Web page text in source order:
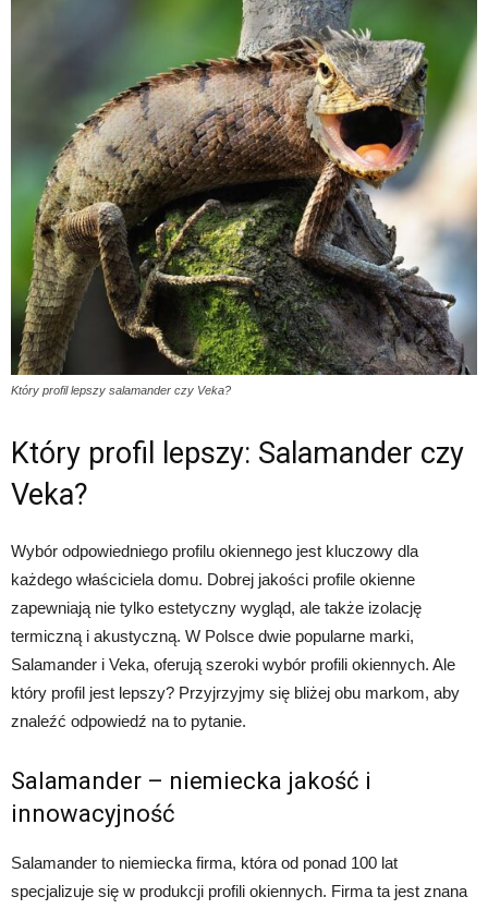
Który profil lepszy salamander czy Veka?
Który profil lepszy: Salamander czy
Veka?
Wybór odpowiedniego profilu okiennego jest kluczowy dla
każdego właściciela domu. Dobrej jakości profile okienne
zapewniają nie tylko estetyczny wygląd, ale także izolację
termiczną i akustyczną. W Polsce dwie popularne marki,
Salamander i Veka, oferują szeroki wybór profili okiennych. Ale
który profil jest lepszy? Przyjrzyjmy się bliżej obu markom, aby
znaleźć odpowiedź na to pytanie.
Salamander – niemiecka jakość i
innowacyjność
Salamander to niemiecka firma, która od ponad 100 lat
specjalizuje się w produkcji profili okiennych. Firma ta jest znana